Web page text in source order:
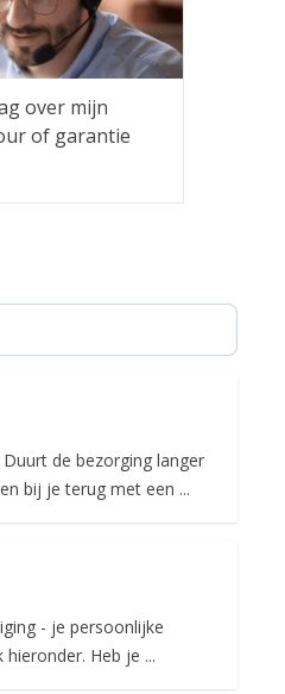
over mijn
of garantie
de bezorging langer
bij je terug met een ...
- je persoonlijke
Heb je ...